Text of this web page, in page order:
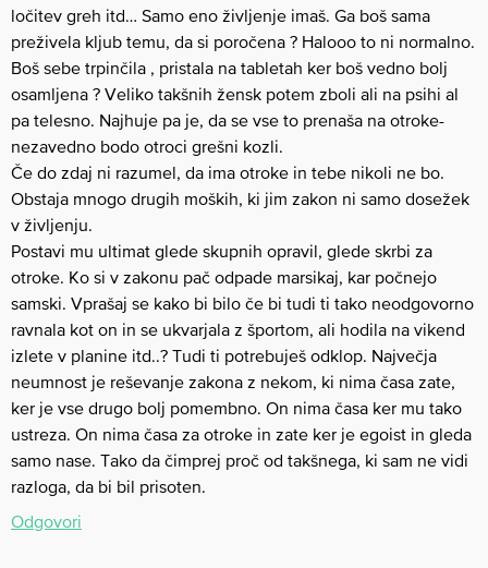
ločitev greh itd… Samo eno življenje imaš. Ga boš sama
preživela kljub temu, da si poročena ? Halooo to ni normalno.
Boš sebe trpinčila , pristala na tabletah ker boš vedno bolj
osamljena ? Veliko takšnih žensk potem zboli ali na psihi al
pa telesno. Najhuje pa je, da se vse to prenaša na otroke-
nezavedno bodo otroci grešni kozli.
Če do zdaj ni razumel, da ima otroke in tebe nikoli ne bo.
Obstaja mnogo drugih moških, ki jim zakon ni samo dosežek
v življenju.
Postavi mu ultimat glede skupnih opravil, glede skrbi za
otroke. Ko si v zakonu pač odpade marsikaj, kar počnejo
samski. Vprašaj se kako bi bilo če bi tudi ti tako neodgovorno
ravnala kot on in se ukvarjala z športom, ali hodila na vikend
izlete v planine itd..? Tudi ti potrebuješ odklop. Največja
neumnost je reševanje zakona z nekom, ki nima časa zate,
ker je vse drugo bolj pomembno. On nima časa ker mu tako
ustreza. On nima časa za otroke in zate ker je egoist in gleda
samo nase. Tako da čimprej proč od takšnega, ki sam ne vidi
razloga, da bi bil prisoten.
Odgovori